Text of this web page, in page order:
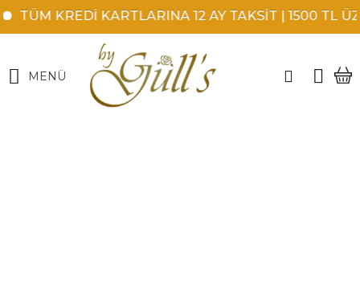
TÜM KREDİ KARTLARINA 12 AY TAKSİT | 1500 TL
MENÜ